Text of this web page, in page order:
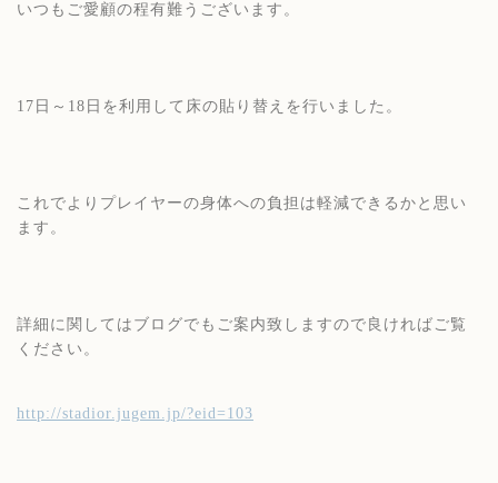
いつもご愛顧の程有難うございます。
17日～18日を利用して床の貼り替えを行いました。
これでよりプレイヤーの身体への負担は軽減できるかと思い
ます。
詳細に関してはブログでもご案内致しますので良ければご覧
ください。
http://stadior.jugem.jp/?eid=103